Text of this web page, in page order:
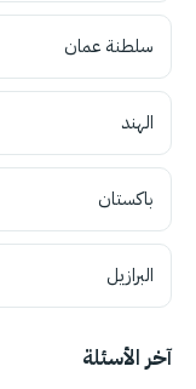
سلطنة عمان
الهند
باكستان
البرازيل
آخر الأسئلة